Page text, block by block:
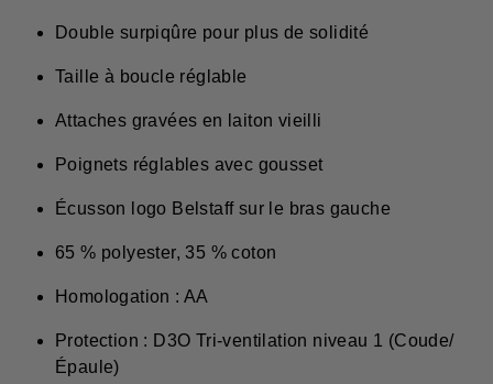
Double surpiqûre pour plus de solidité
Taille à boucle réglable
Attaches gravées en laiton vieilli
Poignets réglables avec gousset
Écusson logo Belstaff sur le bras gauche
65 % polyester, 35 % coton
Homologation : AA
Protection : D3O Tri-ventilation niveau 1 (Coude/
Épaule)